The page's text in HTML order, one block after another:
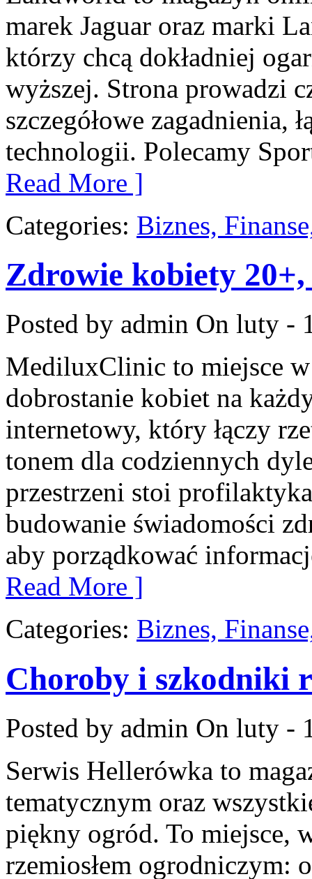
marek Jaguar oraz marki
którzy chcą dokładniej
wyższej. Strona prowadzi
szczegółowe zagadnienia,
technologii. Polecamy
Read More ]
Categories: Biznes,
Zdrowie kobiety 20+,
Posted by admin On luty -
MediluxClinic to miejsce
dobrostanie kobiet na
internetowy, który łączy
tonem dla codziennych
przestrzeni stoi
budowanie świadomości
aby porządkować
Read More ]
Categories: Biznes,
Choroby i szkodniki
Posted by admin On luty -
Serwis Hellerówka to
tematycznym oraz
piękny ogród. To miejsce,
rzemiosłem ogrodniczym: